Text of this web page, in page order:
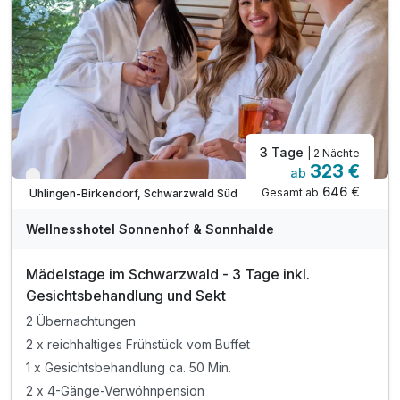
verschiedenen Saunen, Erlebnisdusche, Zirbenstube
und Ruhe-Insel
Saunalandschaft (mit Textil) mit Kräuter-Sauna
Dampfbad, Salzgrotte, Ruhe-Raum
Verfügbar bis Dezember
Ühlingen-Birkendorf, Schwarzwald Süd
3 Tage | 2 Nächte
ab 323 €
Gesamt ab 646 €
Wellnesshotel Sonnenhof & Sonnhalde
Mädelstage im Schwarzwald - 3 Tage inkl.
Gesichtsbehandlung und Sekt
2 Übernachtungen
2 x reichhaltiges Frühstück vom Buffet
1 x Gesichtsbehandlung ca. 50 Min.
2 x 4-Gänge-Verwöhnpension